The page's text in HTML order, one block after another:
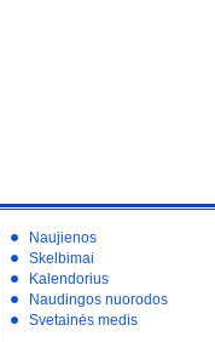
Naujienos
Skelbimai
Kalendorius
Naudingos nuorodos
Svetainės medis